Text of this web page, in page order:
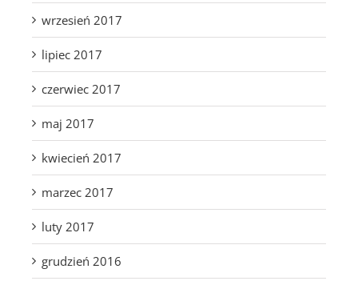
wrzesień 2017
lipiec 2017
czerwiec 2017
maj 2017
kwiecień 2017
marzec 2017
luty 2017
grudzień 2016